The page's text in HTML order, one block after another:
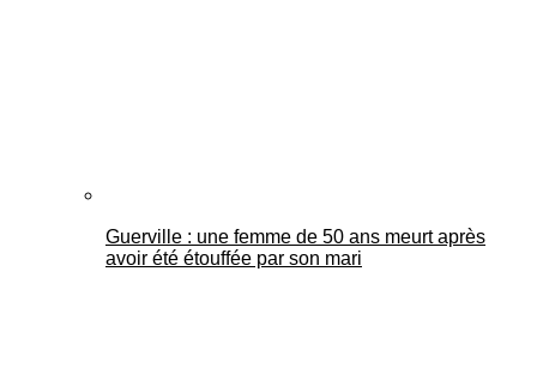
Guerville : une femme de 50 ans meurt après
avoir été étouffée par son mari